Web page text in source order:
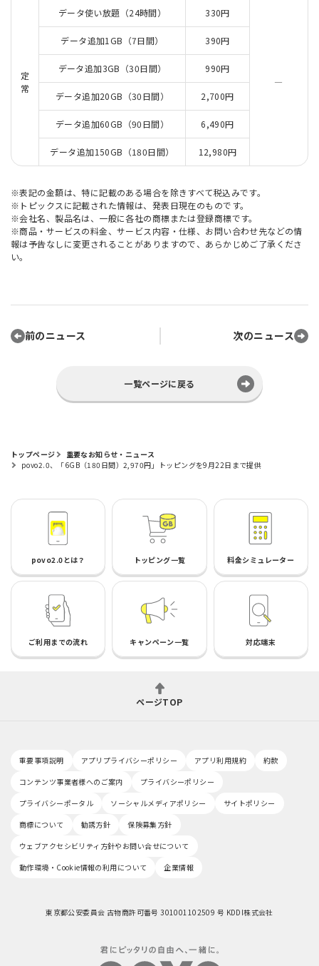
定
常
データ使い放題（24時間） 330円
―
データ追加1GB（7日間） 390円
データ追加3GB（30日間） 990円
データ追加20GB（30日間） 2,700円
データ追加60GB（90日間） 6,490円
データ追加150GB（180日間） 12,980円
※表記の金額は、特に記載のある場合を除きすべて税込みです。
※トピックスに記載された情報は、発表日現在のものです。
※会社名、製品名は、一般に各社の商標または登録商標です。
※商品・サービスの料金、サービス内容・仕様、お問い合わせ先などの情
報は予告なしに変更されることがありますので、あらかじめご了承くださ
い。
前のニュース 次のニュース
一覧ページに戻る
トップページ
重要なお知らせ・ニュース
povo2.0、「6GB（180日間）2,970円」トッピングを9月22日まで提供
povo2.0とは？ トッピング一覧 料金シミュレーター
ご利用までの流れ キャンペーン一覧 対応端末
ページTOP
重要事項説明 アプリプライバシーポリシー アプリ利用規約
約款
コンテンツ事業者様へのご案内
プライバシーポリシー
プライバシーポータル
ソーシャルメディアポリシー
サイトポリシー
商標について
勧誘方針
保険募集方針
ウェブアクセシビリティ方針やお問い合せについて
動作環境・Cookie情報の利用について
企業情報
東京都公安委員会 古物商許可番号 301001102509 号 KDDI株式会社